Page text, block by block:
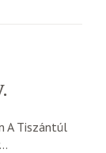
A Tiszántúl